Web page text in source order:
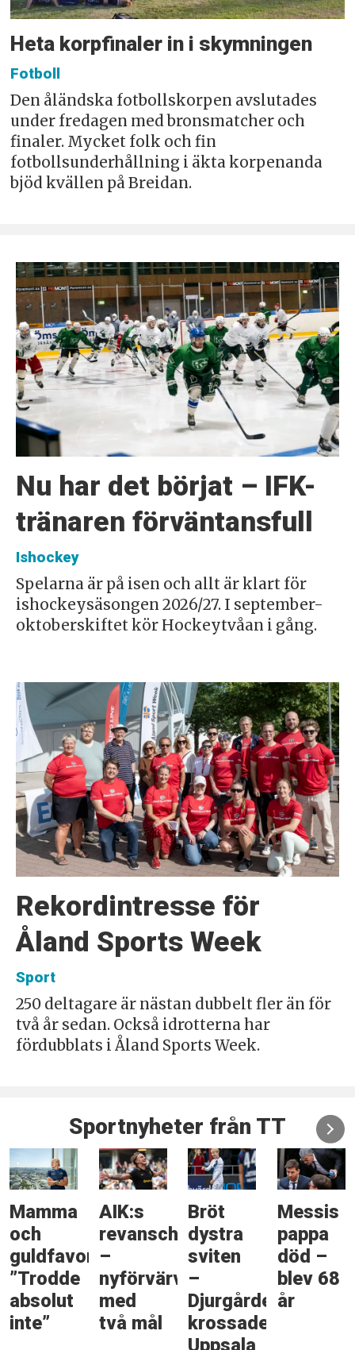
Heta korpfinaler in i skymningen
Fotboll
Den åländska fotbollskorpen avslutades
under fredagen med bronsmatcher och
finaler. Mycket folk och fin
fotbollsunderhållning i äkta korpenanda
bjöd kvällen på Breidan.
Nu har det börjat – IFK-
tränaren förväntansfull
Ishockey
Spelarna är på isen och allt är klart för
ishockeysäsongen 2026/27. I september-
oktoberskiftet kör Hockeytvåan i gång.
Rekordintresse för
Åland Sports Week
Sport
250 deltagare är nästan dubbelt fler än för
två år sedan. Också idrotterna har
fördubblats i Åland Sports Week.
Sportnyheter från TT
Mamma
och
guldfavorit:
”Trodde
absolut
inte”
AIK:s
revansch
–
nyförvärvet
med
två mål
Bröt
dystra
sviten
–
Djurgården
krossade
Uppsala
Messis
pappa
död –
blev 68
år